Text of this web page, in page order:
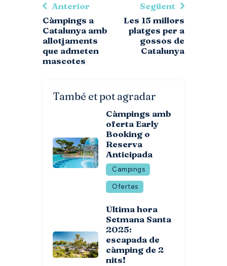
Anterior
Càmpings a
Catalunya amb
allotjaments
que admeten
mascotes
Següent
Les 15 millors
platges per a
gossos de
Catalunya
També et pot agradar
Càmpings amb
oferta Early
Booking o
Reserva
Anticipada
Campings
Ofertes
Última hora
Setmana Santa
2025:
escapada de
càmping de 2
nits!